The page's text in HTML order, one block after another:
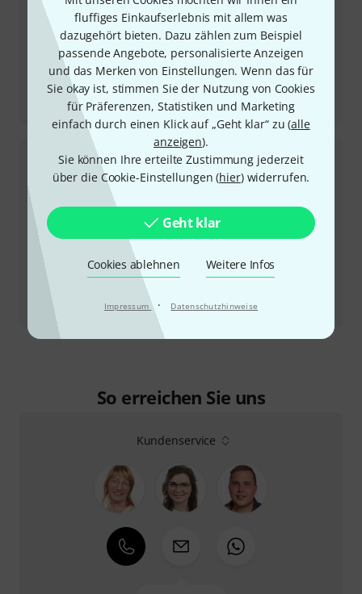
fluffiges Einkaufserlebnis mit allem was
dazugehört bieten. Dazu zählen zum Beispiel
passende Angebote, personalisierte Anzeigen
und das Merken von Einstellungen. Wenn das für
Sie okay ist, stimmen Sie der Nutzung von Cookies
für Präferenzen, Statistiken und Marketing
einfach durch einen Klick auf „Geht klar“ zu (alle
anzeigen).
Sie können Ihre erteilte Zustimmung jederzeit
über die Cookie-Einstellungen (hier) widerrufen.
Geht klar
Cookies ablehnen Weitere Infos
Impressum · Datenschutzhinweise
Testbericht
J.Mascis Jazzmaster
Sonic Precision California BL
So erreichen Sie uns
Kundenservice